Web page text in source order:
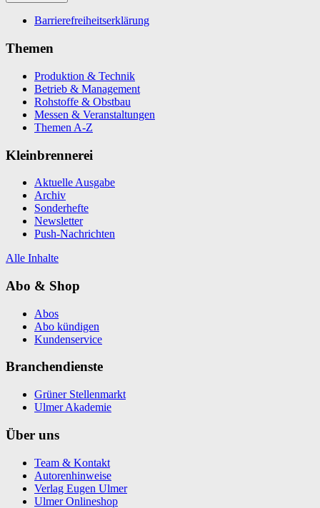
Barrierefreiheitserklärung
Themen
Produktion & Technik
Betrieb & Management
Rohstoffe & Obstbau
Messen & Veranstaltungen
Themen A-Z
Kleinbrennerei
Aktuelle Ausgabe
Archiv
Sonderhefte
Newsletter
Push-Nachrichten
Alle Inhalte
Abo & Shop
Abos
Abo kündigen
Kundenservice
Branchendienste
Grüner Stellenmarkt
Ulmer Akademie
Über uns
Team & Kontakt
Autorenhinweise
Verlag Eugen Ulmer
Ulmer Onlineshop